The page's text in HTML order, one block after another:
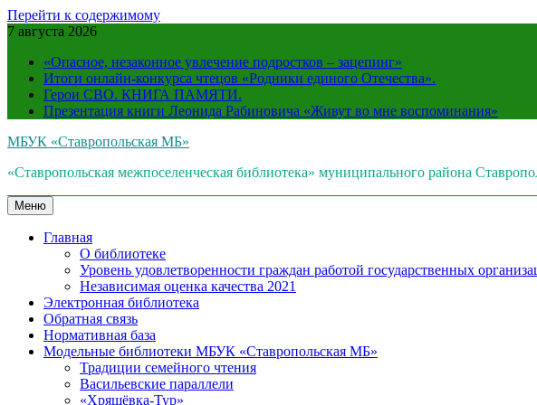
Перейти к содержимому
7 августа 2026
«Опасное, незаконное увлечение подростков – зацепинг»
Итоги онлайн-конкурса чтецов «Родники единого Отечества».
Герои СВО. КНИГА ПАМЯТИ.
Презентация книги Леонида Рабиновича «Живут во мне воспоминания»
МБУК «Ставропольская МБ»
«Ставропольская межпоселенческая библиотека» муниципального района
Меню
Главная
О библиотеке
Уровень удовлетворенности граждан работой государственных
Независимая оценка качества 2021
Электронная библиотека
Обратная связь
Нормативная база
Модельные библиотеки МБУК «Ставропольская МБ»
Традиции семейного чтения
Васильевские параллели
«Хрящёвка-Тур»